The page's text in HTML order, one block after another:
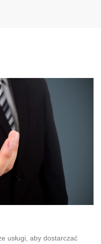
usługi, aby dostarczać